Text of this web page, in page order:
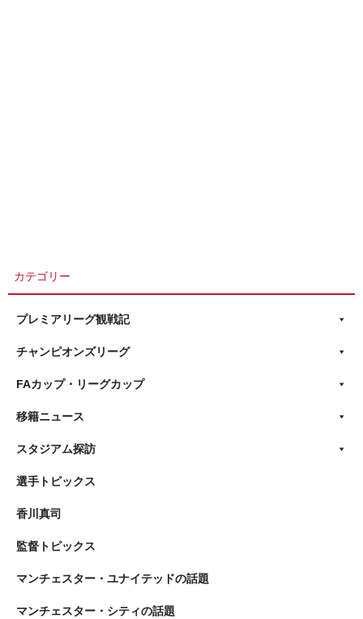
カテゴリー
プレミアリーグ観戦記
チャンピオンズリーグ
FAカップ・リーグカップ
移籍ニュース
スタジアム探訪
選手トピックス
香川真司
監督トピックス
マンチェスター・ユナイテッドの話題
マンチェスター・シティの話題